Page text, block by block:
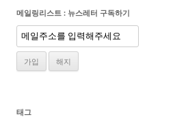
메일링리스트 : 뉴스레터 구독하기
태그